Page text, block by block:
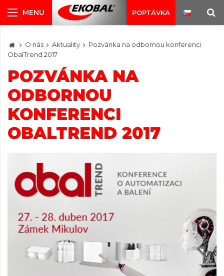
POPTÁVKA
O nás Aktuality
Pozvánka na odbornou konferenci
ObalTrend 2017
POZVÁNKA NA
ODBORNOU
KONFERENCI
OBALTREND 2017